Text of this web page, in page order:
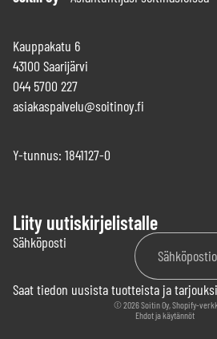
Kauppakatu 6
43100 Saarijärvi
044 5700 227
asiakaspalvelu@soitinoy.fi
Y-tunnus: 1841127-0
Liity uutiskirjelistalle
Sähköposti
Saat tiedon uusista tuotteista ja
© 2026Soitin Oy, Shopify-
Ehdot ja käytännöt
Tietosuojakäytäntö
Käyttöehdot
Yhteystiedot
Palautuskäytäntö